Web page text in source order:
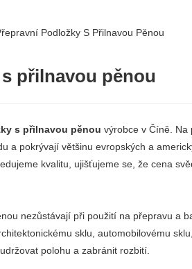
Podložky S Přilnavou Pěnou
přilnavou pěnou
s přilnavou pěnou výrobce v Číně. Na
a pokrývají většinu evropských a
kvalitu, ujišťujeme se, že cena
nezůstávají při použití na přepravu a
sklu, automobilovému
polohu a zabránit rozbití.